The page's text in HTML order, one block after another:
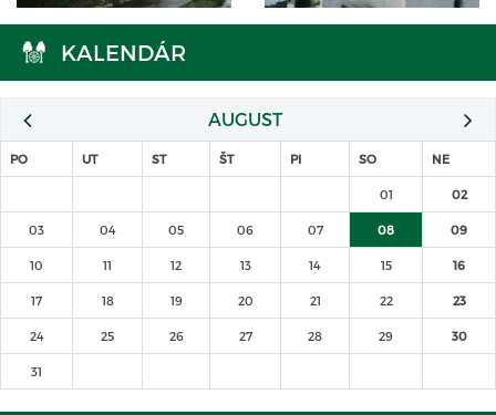
KALENDÁR
AUGUST
PO UT ST ŠT PI SO NE
01 02
03 04 05 06 07 08 09
10 11 12 13 14 15 16
17 18 19 20 21 22 23
24 25 26 27 28 29 30
31